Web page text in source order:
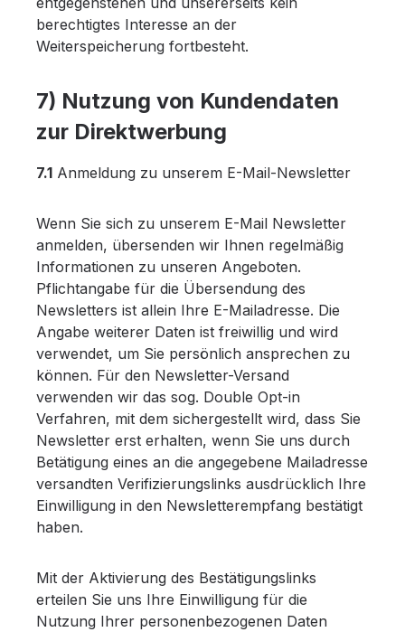
berechtigtes Interesse an der
Weiterspeicherung fortbesteht.
7) Nutzung von Kundendaten
zur Direktwerbung
7.1 Anmeldung zu unserem E-Mail-Newsletter
Wenn Sie sich zu unserem E-Mail Newsletter
anmelden, übersenden wir Ihnen regelmäßig
Informationen zu unseren Angeboten.
Pflichtangabe für die Übersendung des
Newsletters ist allein Ihre E-Mailadresse. Die
Angabe weiterer Daten ist freiwillig und wird
verwendet, um Sie persönlich ansprechen zu
können. Für den Newsletter-Versand
verwenden wir das sog. Double Opt-in
Verfahren, mit dem sichergestellt wird, dass Sie
Newsletter erst erhalten, wenn Sie uns durch
Betätigung eines an die angegebene Mailadresse
versandten Verifizierungslinks ausdrücklich Ihre
Einwilligung in den Newsletterempfang bestätigt
haben.
Mit der Aktivierung des Bestätigungslinks
erteilen Sie uns Ihre Einwilligung für die
Nutzung Ihrer personenbezogenen Daten